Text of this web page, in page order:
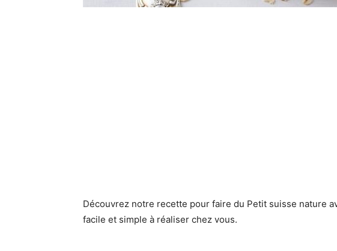
Découvrez notre recette pour faire du Petit suisse nature
facile et simple à réaliser chez vous.